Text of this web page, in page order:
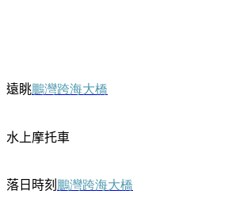
遠眺鵬灣跨海大橋
水上摩托車
落日時刻鵬灣跨海大橋